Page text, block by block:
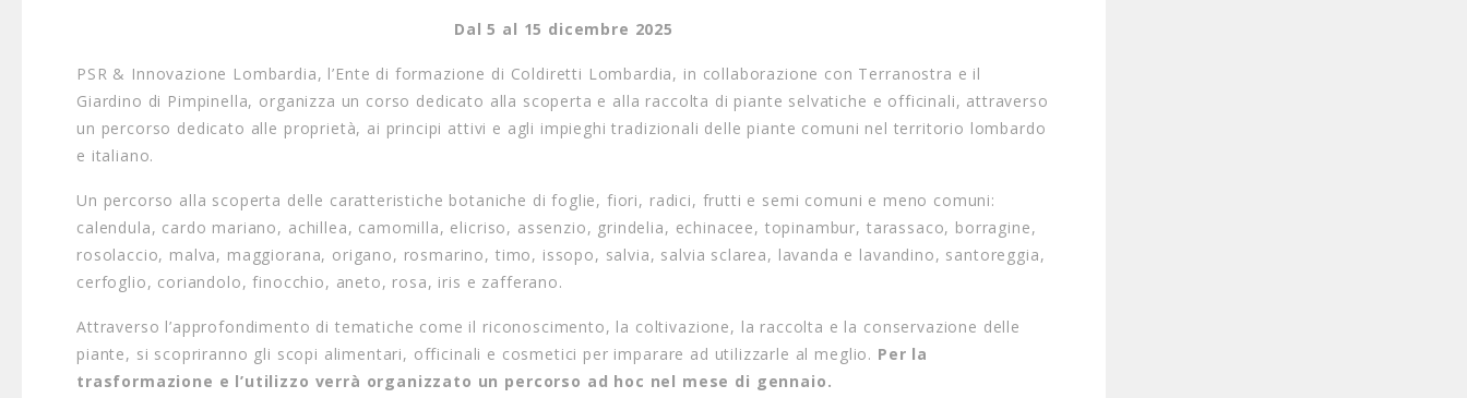
Dal 5 al 15 dicembre 2025
PSR & Innovazione Lombardia, l’Ente di formazione di Coldiretti Lombardia, in collaborazione con Terranostra e il
Giardino di Pimpinella, organizza un corso dedicato alla scoperta e alla raccolta di piante selvatiche e officinali, attraverso
un percorso dedicato alle proprietà, ai principi attivi e agli impieghi tradizionali delle piante comuni nel territorio lombardo
e italiano.
Un percorso alla scoperta delle caratteristiche botaniche di foglie, fiori, radici, frutti e semi comuni e meno comuni:
calendula, cardo mariano, achillea, camomilla, elicriso, assenzio, grindelia, echinacee, topinambur, tarassaco, borragine,
rosolaccio, malva, maggiorana, origano, rosmarino, timo, issopo, salvia, salvia sclarea, lavanda e lavandino, santoreggia,
cerfoglio, coriandolo, finocchio, aneto, rosa, iris e zafferano.
Attraverso l’approfondimento di tematiche come il riconoscimento, la coltivazione, la raccolta e la conservazione delle
piante, si scopriranno gli scopi alimentari, officinali e cosmetici per imparare ad utilizzarle al meglio. Per la
trasformazione e l’utilizzo verrà organizzato un percorso ad hoc nel mese di gennaio.